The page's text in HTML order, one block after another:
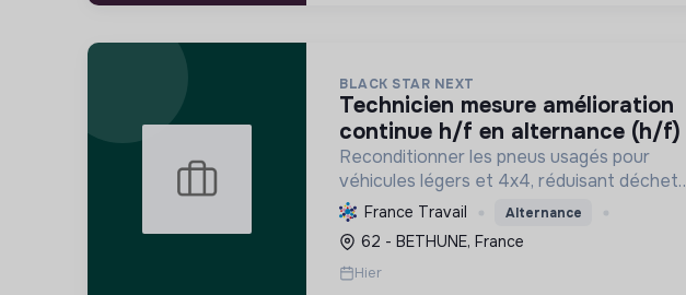
BLACK STAR NEXT
technicien mesure amélioration
continue h/f en alternance (h/f)
Reconditionner les pneus usagés pour
véhicules légers et 4x4, réduisant déchets
et émissions, en promouvant l'économie
circulaire et la souveraineté industrielle
française, tout en créant des emplois ...
France Travail Alternance
62 - BETHUNE, France
Hier